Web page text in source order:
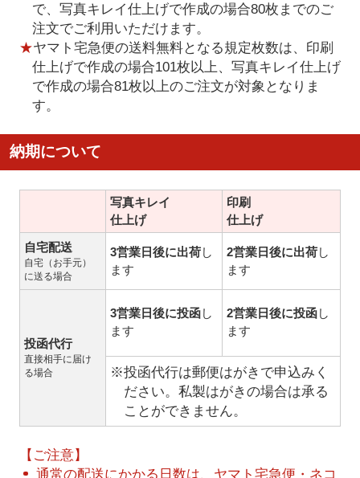
で、写真キレイ仕上げで作成の場合80枚までのご
注文でご利用いただけます。
★ヤマト宅急便の送料無料となる規定枚数は、印刷
仕上げで作成の場合101枚以上、写真キレイ仕上げ
で作成の場合81枚以上のご注文が対象となりま
す。
納期について
写真キレイ
仕上げ
印刷
仕上げ
自宅配送
自宅（お手元）
に送る場合
3営業日後に出荷し
ます
2営業日後に出荷し
ます
投函代行
直接相手に届け
る場合
3営業日後に投函し
ます
2営業日後に投函し
ます
※投函代行は郵便はがきで申込みく
ださい。私製はがきの場合は承る
ことができません。
【ご注意】
通常の配送にかかる日数は、ヤマト宅急便・ネコ